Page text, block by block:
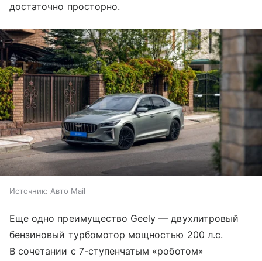
достаточно просторно.
Источник: Авто Mail
Еще одно преимущество Geely — двухлитровый
бензиновый турбомотор мощностью 200 л.с.
В сочетании с 7-ступенчатым «роботом»